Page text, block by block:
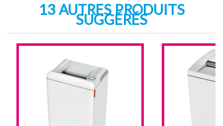
13 AUTRES PRODUITS
SUGGÉRÉS